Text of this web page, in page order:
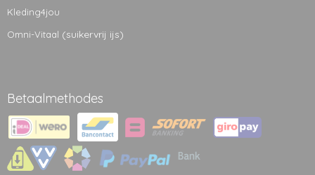
Kleding4jou
Omni-Vitaal (suikervrij ijs)
Betaalmethodes